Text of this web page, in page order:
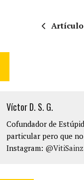
Víctor D. S. G.
Cofundador de
particular pero que
Instagram: @VitiSainz